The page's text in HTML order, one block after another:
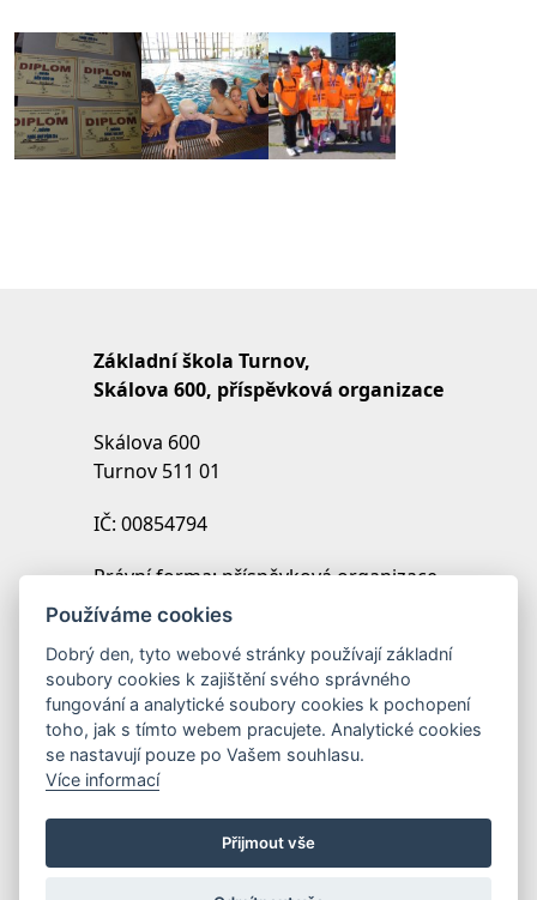
Základní škola Turnov,
Skálova 600, příspěvková organizace
Skálova 600
Turnov 511 01
IČ: 00854794
Právní forma: příspěvková organizace
IZO: 102454027
Zřizovatel: Město Turnov
Používáme cookies
Dobrý den, tyto webové stránky používají základní
soubory cookies k zajištění svého správného
fungování a analytické soubory cookies k pochopení
toho, jak s tímto webem pracujete. Analytické cookies
se nastavují pouze po Vašem souhlasu.
Více informací
Přijmout vše